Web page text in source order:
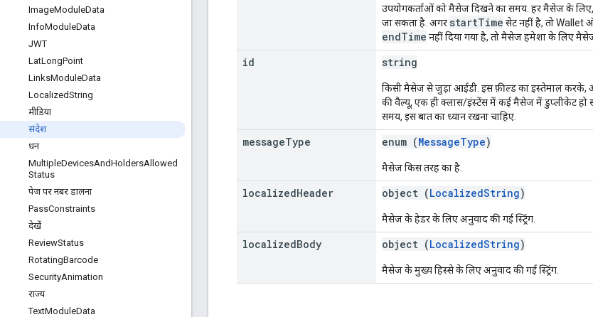
ImageModuleData
InfoModuleData
JWT
LatLongPoint
LinksModuleData
LocalizedString
मीडिया
संदेश
धन
MultipleDevicesAndHoldersAllowed
Status
पेज पर नंबर डालना
PassConstraints
देखें
ReviewStatus
RotatingBarcode
SecurityAnimation
राज्य
TextModuleData
उपयोगकर्ताओं को मैसेज दिखने का समय. हर मैसेज के लिए,
जा सकता है. अगर startTime सेट नहीं है, तो Wallet
endTime नहीं दिया गया है, तो मैसेज हमेशा के लिए
id string
किसी मैसेज से जुड़ा आईडी. इस फ़ील्ड का इस्तेमाल
की वैल्यू, एक ही क्लास/इंस्टेंस में कई मैसेज में डुप्लीकेट हो
समय, इस बात का ध्यान रखना चाहिए.
messageType enum (MessageType)
मैसेज किस तरह का है.
localizedHeader object (LocalizedString)
मैसेज के हेडर के लिए अनुवाद की गई स्ट्रिंग.
localizedBody object (LocalizedString)
मैसेज के मुख्य हिस्से के लिए अनुवाद की गई स्ट्रिंग.